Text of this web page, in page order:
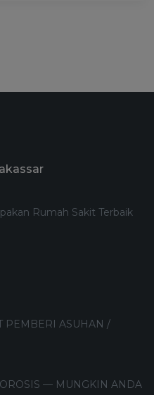
Rumah Sakit Terbaik
PEMBERI ASUHAN /
— MUNGKIN ANDA